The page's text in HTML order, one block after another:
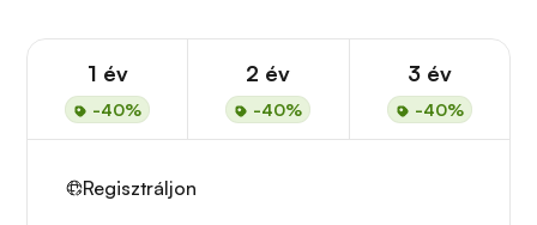
1 év
-40%
2 év
-40%
3 év
-40%
Regisztráljon